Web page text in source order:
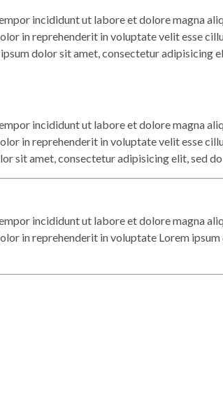
incididunt ut labore et dolore magna
in reprehenderit in voluptate velit esse
dolor sit amet, consectetur adipisicing
incididunt ut labore et dolore magna
in reprehenderit in voluptate velit esse
sit amet, consectetur adipisicing elit, sed
incididunt ut labore et dolore magna
in reprehenderit in voluptate Lorem